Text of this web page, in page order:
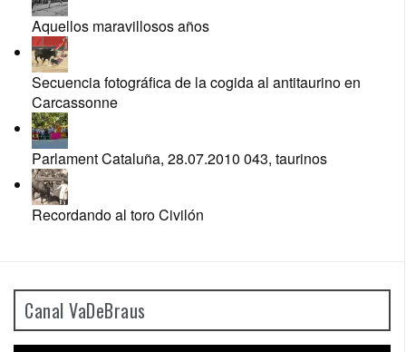
Aquellos maravillosos años
Secuencia fotográfica de la cogida al antitaurino en
Carcassonne
Parlament Cataluña, 28.07.2010 043, taurinos
Recordando al toro Civilón
Canal VaDeBraus